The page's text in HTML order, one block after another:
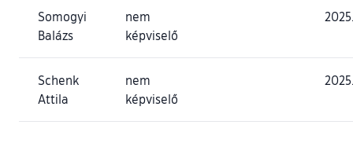
Somogyi
Balázs
nem
képviselő
Schenk
Attila
nem
képviselő